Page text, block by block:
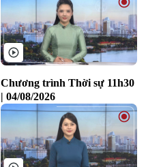
Chương trình Thời sự 11h30
| 04/08/2026